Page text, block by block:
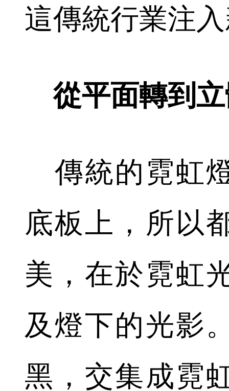
這傳統行業注
從平面轉到
傳統的霓虹
底板上，所以
美，在於霓虹
及燈下的光影
黑，交集成霓